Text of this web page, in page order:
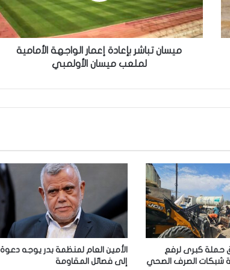
ب
ا
ش
ع
ع
م
ا
ر
ا
ل
و
ا
ج
ه
ميسان تباشر بإعادة إعمار الواجهة الأمامية
لملعب ميسان الأولمبي
حملة كبرى لرفع
شبكات الصرف الصحي
الأمين العام لمنظمة بدر يوجه دعوة
إلى فصائل المقاومة